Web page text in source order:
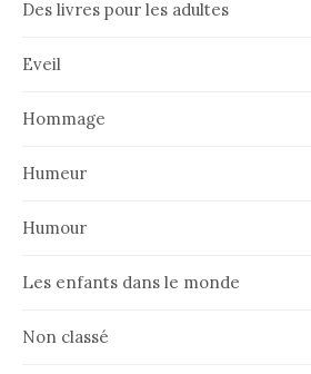
Des livres pour les adultes
Eveil
Hommage
Humeur
Humour
Les enfants dans le monde
Non classé